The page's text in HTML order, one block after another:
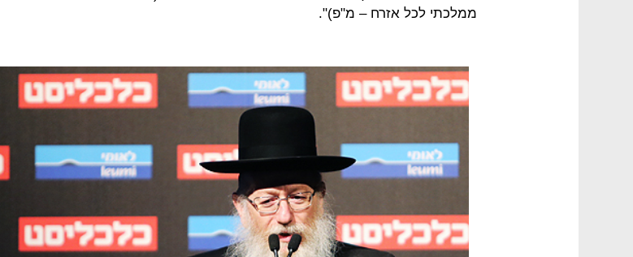
ממלכתי לכל אזרח – מ"פ)".